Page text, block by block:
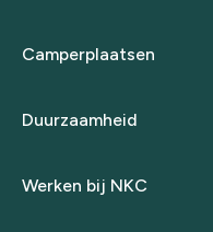
Camperplaatsen
Duurzaamheid
Werken bij NKC